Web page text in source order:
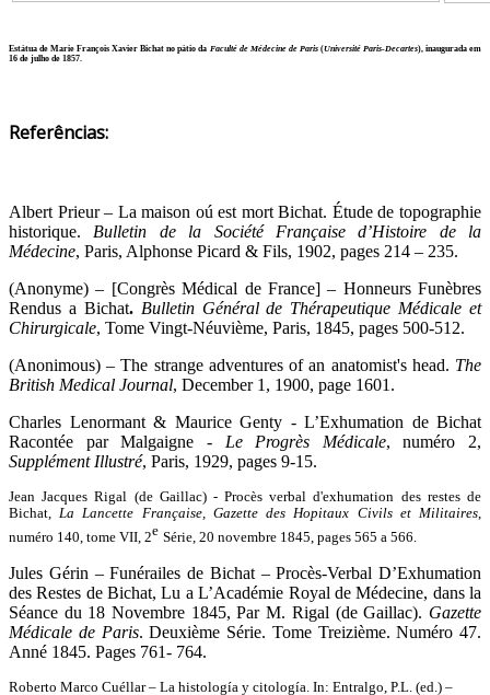
Estátua de Marie François Xavier Bichat no pátio da Faculté de Médecine de Paris(Université Paris-Decartes), inaugurada em
16 de julho de 1857.
Referências:
Albert Prieur – La maison oú est mort Bichat. Étude de topographie
historique. Bulletin de la Société Française d’Histoire de la
Médecine, Paris, Alphonse Picard & Fils, 1902, pages 214 – 235.
(Anonyme) – [Congrès Médical de France] – Honneurs Funèbres
Rendus a Bichat. Bulletin Général de Thérapeutique Médicale et
Chirurgicale, Tome Vingt-Néuvième, Paris, 1845, pages 500-512.
(Anonimous) – The strange adventures of an anatomist's head. The
British Medical Journal, December 1, 1900, page 1601.
Charles Lenormant & Maurice Genty - L’Exhumation de Bichat
Racontée par Malgaigne - Le Progrès Médicale, numéro 2,
Supplément Illustré, Paris, 1929, pages 9-15.
Jean Jacques Rigal (de Gaillac) - Procès verbal d'exhumation des restes de
Bichat,La Lancette Française, Gazette des Hopitaux Civils et Militaires,
numéro 140, tome VII, 2e Série, 20 novembre 1845, pages 565 a 566.
Jules Gérin – Funérailes de Bichat – Procès-Verbal D’Exhumation
des Restes de Bichat, Lu a L’Académie Royal de Médecine, dans la
Séance du 18 Novembre 1845, Par M. Rigal (de Gaillac). Gazette
Médicale de Paris. Deuxième Série. Tome Treizième. Numéro 47.
Anné 1845. Pages 761- 764.
Roberto Marco Cuéllar – La histología y citología. In: Entralgo, P.L. (ed.) –